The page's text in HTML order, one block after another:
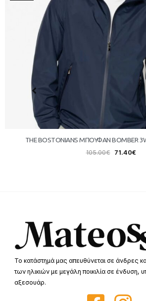
THE BOSTONIANS ΜΠΟΥΦΑΝ BOMBER
105.00€ 71.40€
Το κατάστημά μας απευθύνεται σε άνδρες
των ηλικιών με μεγάλη ποικιλία σε ένδυση,
αξεσουάρ.